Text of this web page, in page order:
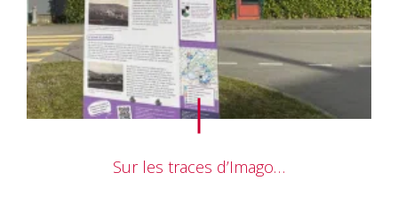
Sur les traces d’Imago…